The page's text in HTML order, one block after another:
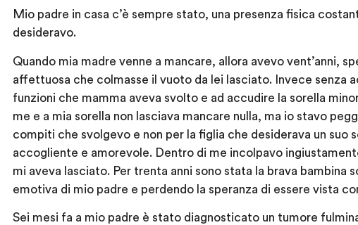
Mio padre in casa c’è sempre stato, una presenza fisica
desideravo.
Quando mia madre venne a mancare, allora avevo vent’anni,
affettuosa che colmasse il vuoto da lei lasciato. Invece senza
funzioni che mamma aveva svolto e ad accudire la sorella
me e a mia sorella non lasciava mancare nulla, ma io stavo
compiti che svolgevo e non per la figlia che desiderava un suo
accogliente e amorevole. Dentro di me incolpavo
mi aveva lasciato. Per trenta anni sono stata la brava
emotiva di mio padre e perdendo la speranza di essere
Sei mesi fa a mio padre è stato diagnosticato un tumore